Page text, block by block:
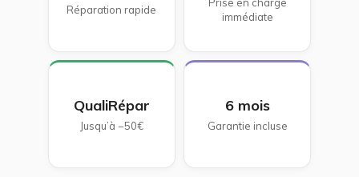
Réparation rapide
immédiate
QualiRépar
Jusqu’à −50€
6 mois
Garantie incluse